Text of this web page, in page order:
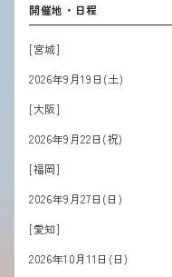
開催地・日程
[宮城]
2026年9 月19 日 (土)
[大阪]
2026年9 月22日 (祝)
[福岡]
2026年9 月27日 (日)
[愛知]
2026年10月11 日 (日)